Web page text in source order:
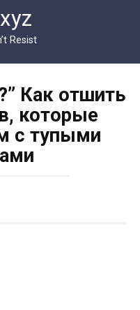
Resist
Как отшить
которые
с тупыми